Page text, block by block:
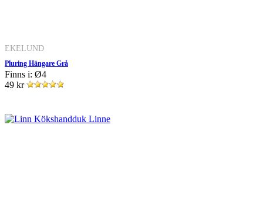
EKELUND
Pluring Hängare Grå
Finns i: Ø4
49 kr